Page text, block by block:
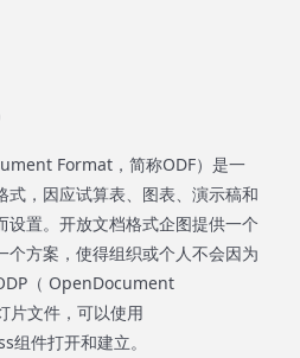
Format，简称ODF）是一
式，因应试算表、图表、演示稿和
设置。开放文档格式企图提供一个
个方案，使得组织或个人不会因为
（ OpenDocument
片文件，可以使用
件打开和建立。